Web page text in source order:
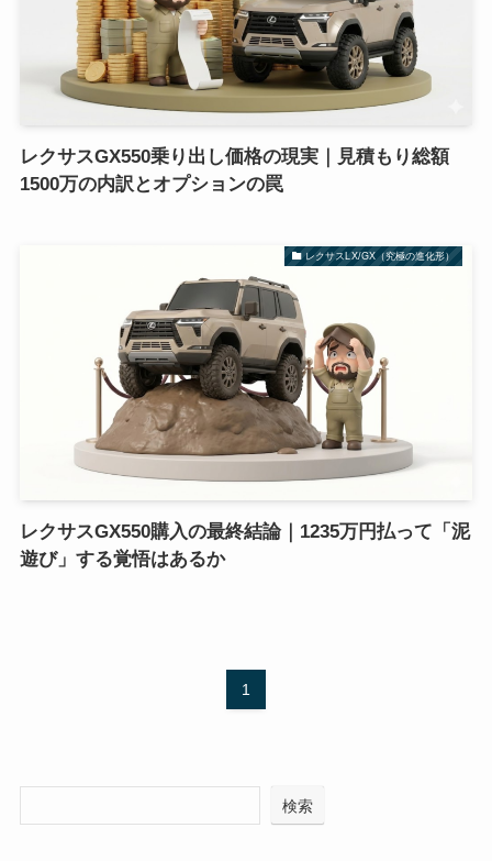
レクサスGX550乗り出し価格の現実｜見積もり総額
1500万の内訳とオプションの罠
レクサスLX/GX（究極の進化形）
レクサスGX550購入の最終結論｜1235万円払って「泥
遊び」する覚悟はあるか
1
検索